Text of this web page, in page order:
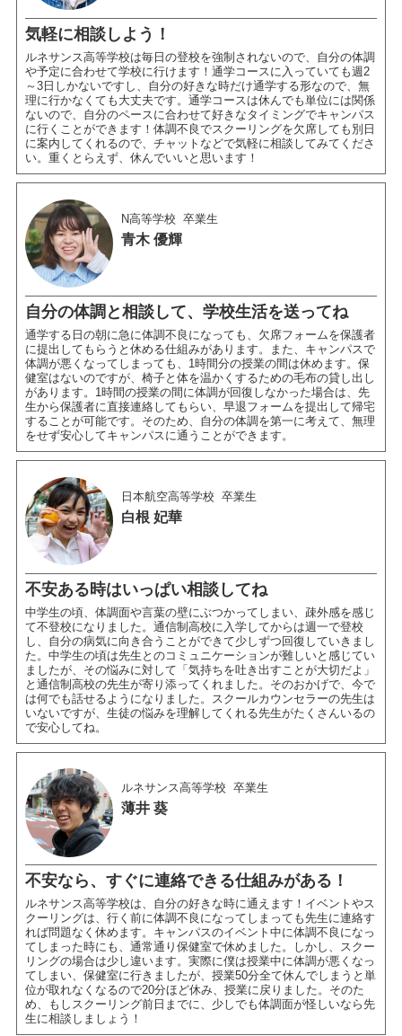
気軽に相談しよう！
ルネサンス高等学校は毎日の登校を強制されないので、自分の体調
や予定に合わせて学校に行けます！通学コースに入っていても週2
～3日しかないですし、自分の好きな時だけ通学する形なので、無
理に行かなくても大丈夫です。通学コースは休んでも単位には関係
ないので、自分のペースに合わせて好きなタイミングでキャンパス
に行くことができます！体調不良でスクーリングを欠席しても別日
に案内してくれるので、チャットなどで気軽に相談してみてくださ
い。重くとらえず、休んでいいと思います！
N高等学校 卒業生
青木 優輝
自分の体調と相談して、学校生活を送ってね
通学する日の朝に急に体調不良になっても、欠席フォームを保護者
に提出してもらうと休める仕組みがあります。また、キャンパスで
体調が悪くなってしまっても、1時間分の授業の間は休めます。保
健室はないのですが、椅子と体を温かくするための毛布の貸し出し
があります。1時間の授業の間に体調が回復しなかった場合は、先
生から保護者に直接連絡してもらい、早退フォームを提出して帰宅
することが可能です。そのため、自分の体調を第一に考えて、無理
をせず安心してキャンパスに通うことができます。
日本航空高等学校 卒業生
白根 妃華
不安ある時はいっぱい相談してね
中学生の頃、体調面や言葉の壁にぶつかってしまい、疎外感を感じ
て不登校になりました。通信制高校に入学してからは週一で登校
し、自分の病気に向き合うことができて少しずつ回復していきまし
た。中学生の頃は先生とのコミュニケーションが難しいと感じてい
ましたが、その悩みに対して「気持ちを吐き出すことが大切だよ」
と通信制高校の先生が寄り添ってくれました。そのおかげで、今で
は何でも話せるようになりました。スクールカウンセラーの先生は
いないですが、生徒の悩みを理解してくれる先生がたくさんいるの
で安心してね。
ルネサンス高等学校 卒業生
薄井 葵
不安なら、すぐに連絡できる仕組みがある！
ルネサンス高等学校は、自分の好きな時に通えます！イベントやス
クーリングは、行く前に体調不良になってしまっても先生に連絡す
れば問題なく休めます。キャンパスのイベント中に体調不良になっ
てしまった時にも、通常通り保健室で休めました。しかし、スクー
リングの場合は少し違います。実際に僕は授業中に体調が悪くなっ
てしまい、保健室に行きましたが、授業50分全て休んでしまうと単
位が取れなくなるので20分ほど休み、授業に戻りました。そのた
め、もしスクーリング前日までに、少しでも体調面が怪しいなら先
生に相談しましょう！